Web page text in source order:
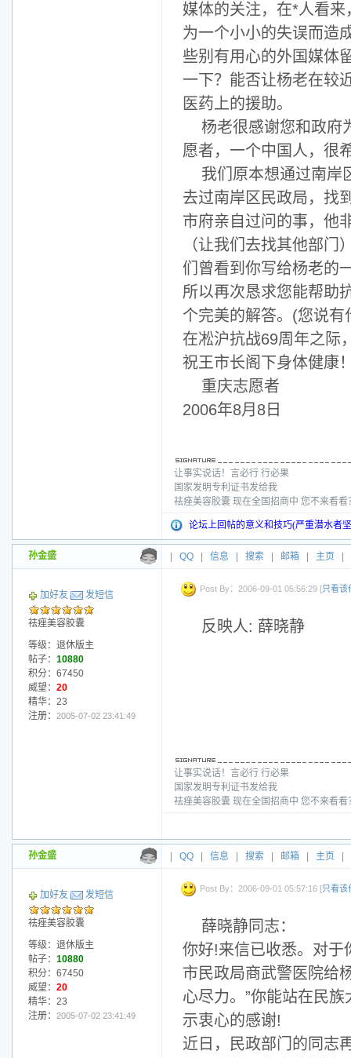
媒体的关注，在*人看
为一个小小的失误而造
些别有用心的外国媒体
一下？能否让杨老在较
医药上的援助。
杨老很感谢您和政府
愿者，一个中国人，很
我们原本想通过南岸
去过南岸区民政局，找
市府亲自过问的事，他
（让我们去找其他部
们曾看到你写给杨老的
所以再次恳求您能帮助
个完美的解答。(您说
在凇沪抗战69周年之际
祝王市长阁下身体健康
重庆志愿者
2006年8月8日
让事实说话！言必行 行必果
国家发明专利证书发给我
祛痤美容胶囊 现在全国招商中 您不来看
论坛上回帖的意义和技巧(严重潜水者
孙金盛 QQ 信息 搜索 邮箱 主页
加好友 发短信
祛痤美容胶囊
等级：退休版主
帖子： 10880
积分：67450
威望： 20
精华：23
注册： 2005-07-02 23:41:49
Post By：2006-09-01 05:56:29 [只看该
反映人: 薛晓静
让事实说话！言必行 行必果
国家发明专利证书发给我
祛痤美容胶囊 现在全国招商中 您不来看
孙金盛 QQ 信息 搜索 邮箱 主页
加好友 发短信
祛痤美容胶囊
等级：退休版主
帖子： 10880
积分：67450
威望： 20
精华：23
注册： 2005-07-02 23:41:49
Post By：2006-09-01 05:57:16 [只看该
薛晓静同志：
你好!来信已收悉。对于
市民政局商武警医院给
心尽力。”你能站在民
示衷心的感谢!
近日，民政部门的同志